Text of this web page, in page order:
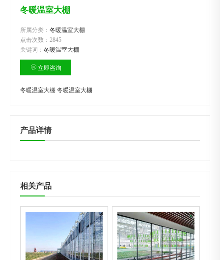
冬暖温室大棚
所属分类： 冬暖温室大棚
点击次数： 2845
关键词： 冬暖温室大棚
立即咨询
冬暖温室大棚 冬暖温室大棚
产品详情
相关产品